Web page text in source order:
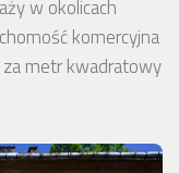
w okolicach
komercyjna
za metr kwadratowy